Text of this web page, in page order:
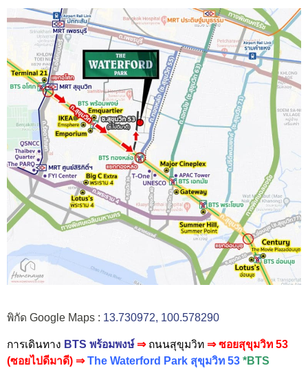
พิกัด Google Maps : 13.730972, 100.578290
การเดินทาง BTS พร้อมพงษ์ ⇒ ถนนสุขุมวิท ⇒ ซอยสุขุมวิท 53
(ซอยไปดีมาดี) ⇒The Waterford Park สุขุมวิท 53 *BTS